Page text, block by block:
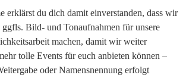
erklärst du dich damit einverstanden, dass wir
ggfls. Bild- und Tonaufnahmen für unsere
machen, damit wir weiter
tolle Events für euch anbieten können –
oder Namensnennung erfolgt